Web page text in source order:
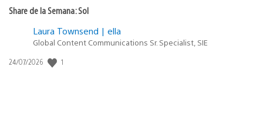
Share de la Semana: Sol
Laura Townsend | ella
Global Content Communications Sr. Specialist, SIE
Fecha
24/07/2026 1